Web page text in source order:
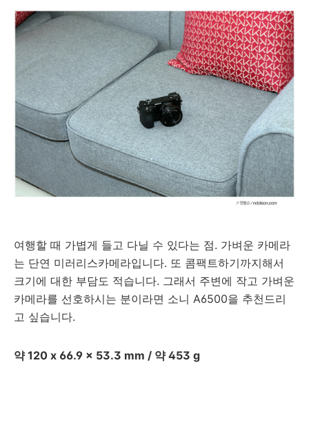
여행할 때 가볍게 들고 다닐 수 있다는 점. 가벼운 카메라
는 단연 미러리스카메라입니다. 또 콤팩트하기까지해서
크기에 대한 부담도 적습니다. 그래서 주변에 작고 가벼운
카메라를 선호하시는 분이라면 소니 A6500을 추천드리
고 싶습니다.
약 120 x 66.9 x 53.3 mm / 약 453 g